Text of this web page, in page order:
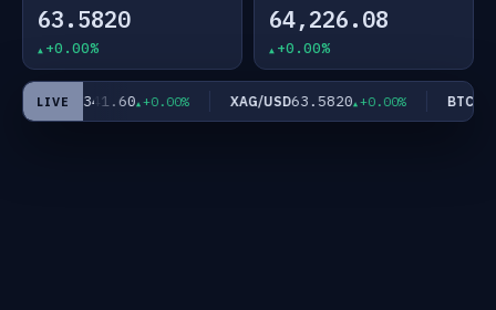
63.5820
+0.00%
64,226.08
+0.00%
LIVE
USD4,341.60 +0.00% XAG/USD63.5820 +0.00% BTC/USD